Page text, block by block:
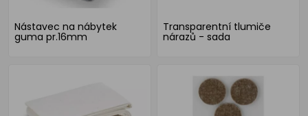
Nástavec na nábytek
guma pr.16mm
Transparentní tlumiče
nárazů - sada